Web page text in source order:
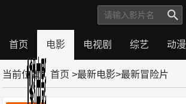
首页 电影 电视剧 综艺 动漫
页
影
视
剧
艺
漫
剧
大
育
当前位置：首页 >最新电影>最新冒险片